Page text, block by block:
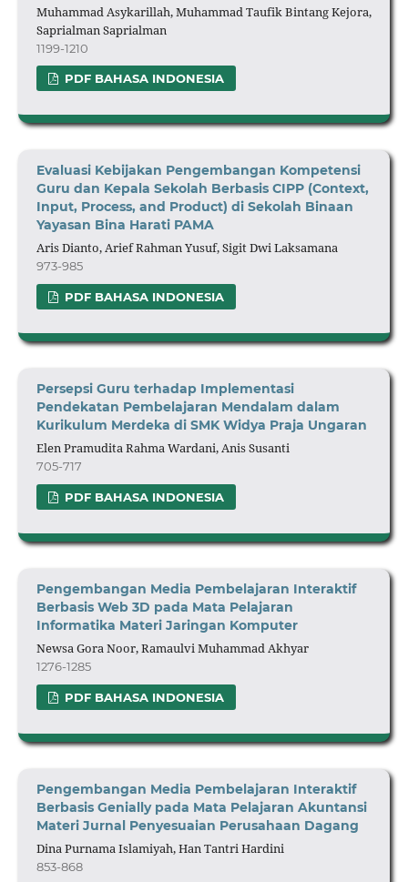
Muhammad Asykarillah, Muhammad Taufik Bintang Kejora,
Saprialman Saprialman
1199-1210
PDF BAHASA INDONESIA
Evaluasi Kebijakan Pengembangan Kompetensi
Guru dan Kepala Sekolah Berbasis CIPP (Context,
Input, Process, and Product) di Sekolah Binaan
Yayasan Bina Harati PAMA
Aris Dianto, Arief Rahman Yusuf, Sigit Dwi Laksamana
973-985
PDF BAHASA INDONESIA
Persepsi Guru terhadap Implementasi
Pendekatan Pembelajaran Mendalam dalam
Kurikulum Merdeka di SMK Widya Praja Ungaran
Elen Pramudita Rahma Wardani, Anis Susanti
705-717
PDF BAHASA INDONESIA
Pengembangan Media Pembelajaran Interaktif
Berbasis Web 3D pada Mata Pelajaran
Informatika MateriJaringan Komputer
Newsa Gora Noor, Ramaulvi Muhammad Akhyar
1276-1285
PDF BAHASA INDONESIA
Pengembangan Media Pembelajaran Interaktif
Berbasis Genially pada Mata Pelajaran Akuntansi
Materi Jurnal Penyesuaian Perusahaan Dagang
Dina Purnama Islamiyah, Han Tantri Hardini
853-868